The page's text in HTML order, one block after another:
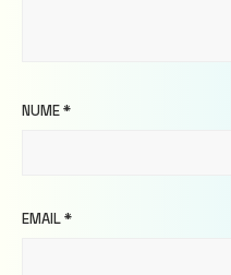
NUME*
EMAIL*